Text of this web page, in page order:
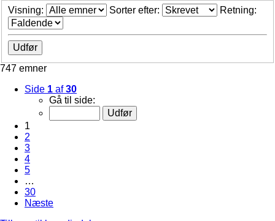
Visning:
Sorter efter: Retning:
747 emner
Side 1 af30
Gå til side:
1
2
3
4
5
…
30
Næste